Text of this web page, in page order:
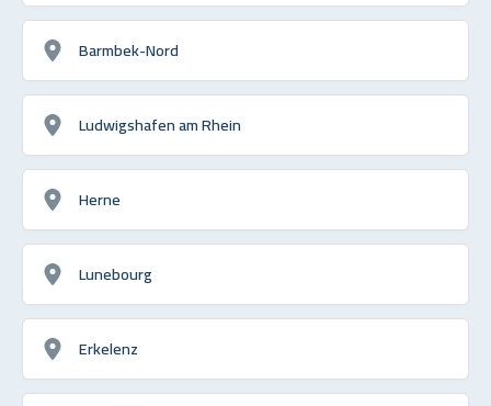
Barmbek-Nord
Ludwigshafen am Rhein
Herne
Lunebourg
Erkelenz